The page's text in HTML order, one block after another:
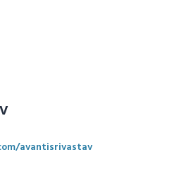
avantisrivastav